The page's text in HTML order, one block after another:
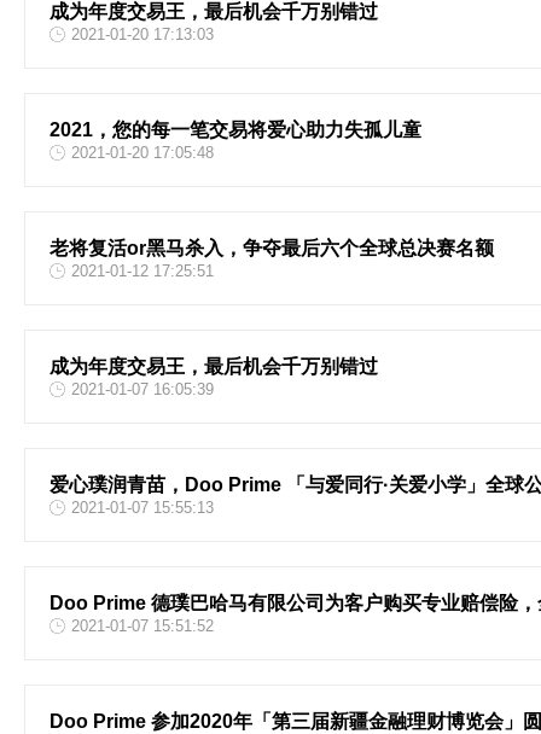
成为年度交易王，最后机会千万别错过
2021-01-20 17:13:03
2021，您的每一笔交易将爱心助力失孤儿童
2021-01-20 17:05:48
老将复活or黑马杀入，争夺最后六个全球总决赛名额
2021-01-12 17:25:51
成为年度交易王，最后机会千万别错过
2021-01-07 16:05:39
爱心璞润青苗，Doo Prime 「与爱同行·关爱小学」全球
2021-01-07 15:55:13
Doo Prime 德璞巴哈马有限公司为客户购买专业赔偿险
2021-01-07 15:51:52
Doo Prime 参加2020年「第三届新疆金融理财博览会」